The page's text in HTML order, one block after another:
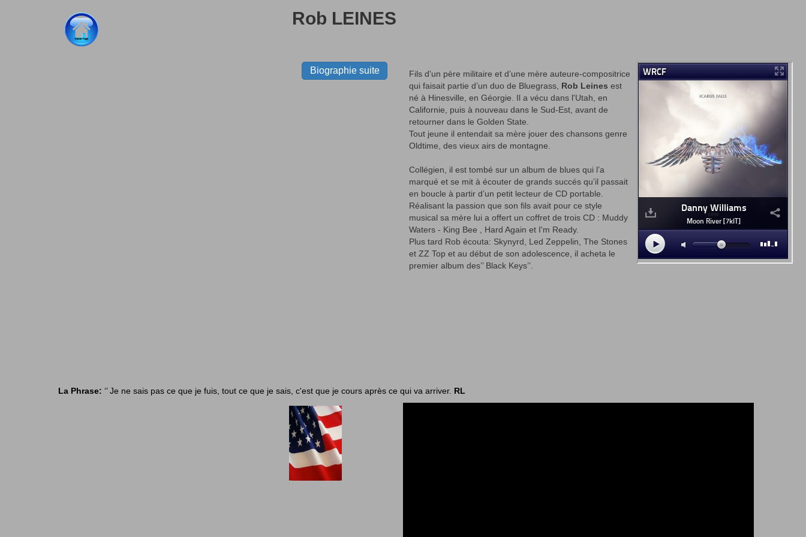
Rob LEINES
Biographie suite
Fils d'un père militaire et d’une mère auteure-compositrice
qui faisait partie d’un duo de Bluegrass, Rob Leines est
né à Hinesville, en Géorgie. Il a vécu dans l'Utah, en
Californie, puis à nouveau dans le Sud-Est, avant de
retourner dans le Golden State.
Tout jeune il entendait sa mère jouer des chansons genre
Oldtime, des vieux airs de montagne.
Collégien, il est tombé sur un album de blues qui l’a
marqué et se mit à écouter de grands succés qu’il passait
en boucle à partir d’un petit lecteur de CD portable.
Réalisant la passion que son fils avait pour ce style
musical sa mère lui a offert un coffret de trois CD : Muddy
Waters - King Bee , Hard Again et I'm Ready.
Plus tard Rob écouta: Skynyrd, Led Zeppelin, The Stones
et ZZ Top et au début de son adolescence, il acheta le
premier album des’’ Black Keys’’.
La Phrase: ‘’ Je ne sais pas ce que je fuis, tout ce que je sais, c'est que je cours après ce qui va arriver. RL